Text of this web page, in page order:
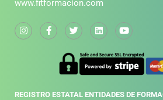
www.fitformacion.com
REGISTRO ESTATAL ENTIDADES DE